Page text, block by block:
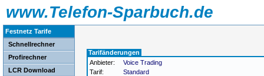
www.Telefon-Sparbuch.de
Festnetz Tarife
Schnellrechner
Profirechner
LCR Download
Tarifänderungen
Anbieter:
Voice Trading
Tarif:
Standard